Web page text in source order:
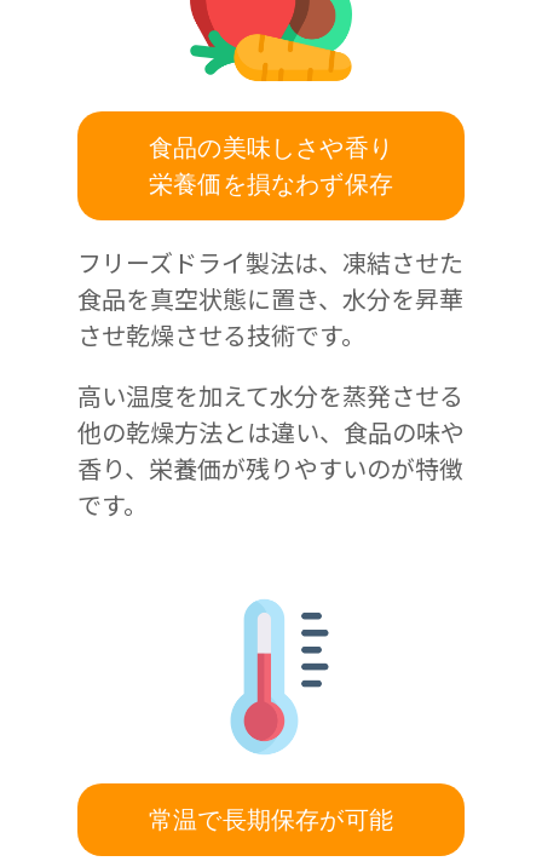
食品の美味しさや香り
栄養価を損なわず保存
フリーズドライ製法は、凍結させた
食品を真空状態に置き、水分を昇華
させ乾燥させる技術です。
高い温度を加えて水分を蒸発させる
他の乾燥方法とは違い、食品の味や
香り、栄養価が残りやすいのが特徴
です。
常温で長期保存が可能